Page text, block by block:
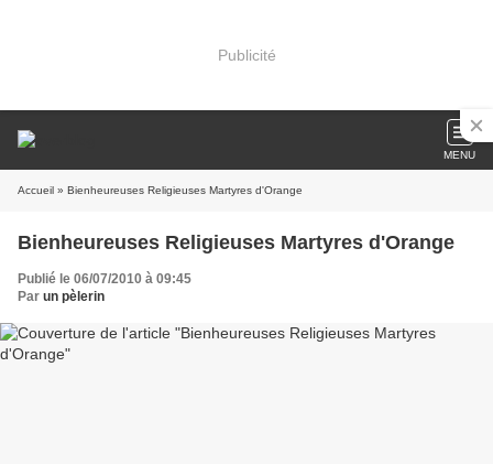
Publicité
MENU
Accueil » Bienheureuses Religieuses Martyres d'Orange
Bienheureuses Religieuses Martyres d'Orange
Publié le 06/07/2010 à 09:45
Par un pèlerin